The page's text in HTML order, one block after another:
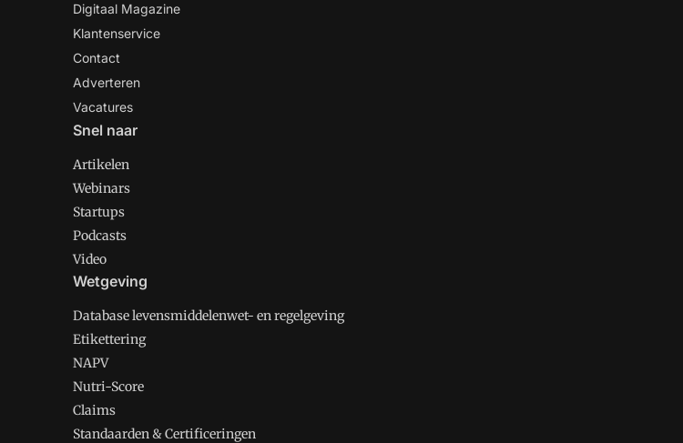
Digitaal Magazine
Klantenservice
Contact
Adverteren
Vacatures
Snel naar
Artikelen
Webinars
Startups
Podcasts
Video
Wetgeving
Database levensmiddelenwet- en regelgeving
Etikettering
NAPV
Nutri-Score
Claims
Standaarden & Certificeringen